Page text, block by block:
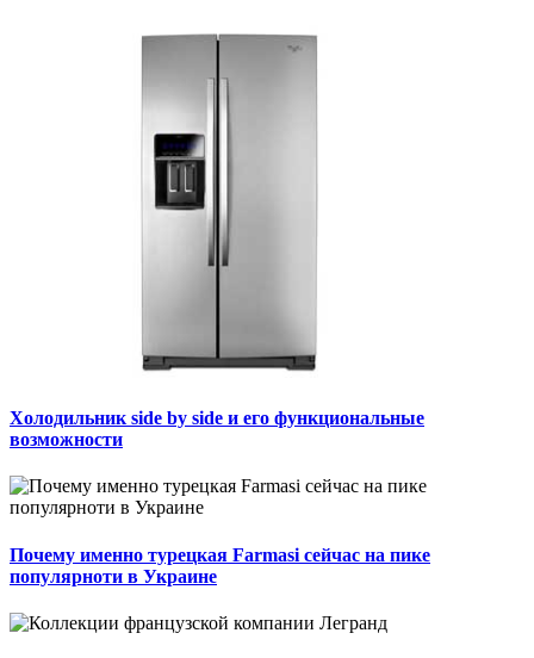
Холодильник side by side и его функциональные
возможности
Почему именно турецкая Farmasi сейчас на пике
популярноти в Украине